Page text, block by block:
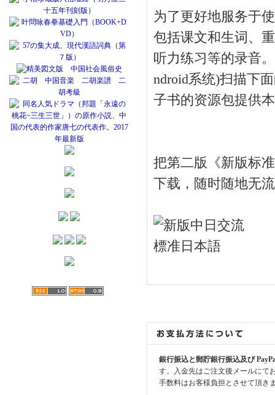
为了更好地服务于
包括课文和生词、
听力练习等的录音
ndroid系统)扫描下
子书的资源包提供
把第二版《新版标
下载，随时随地
銀行振込と郵貯銀行振込及び
す。入金先はご注文後メールにて
手数料はお客様負担とさせて頂き